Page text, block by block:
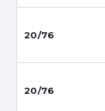
20/76
20/76